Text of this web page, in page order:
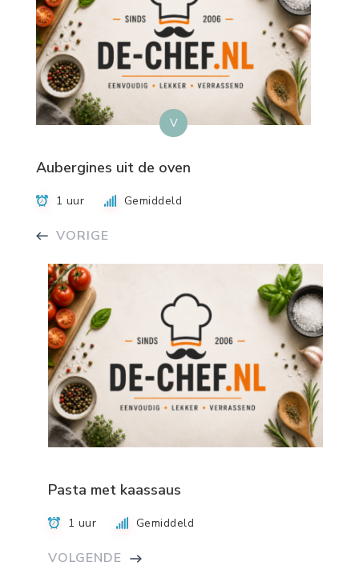
V
Aubergines uit de oven
1 uur Gemiddeld
VORIGE
Pasta met kaassaus
1 uur Gemiddeld
VOLGENDE